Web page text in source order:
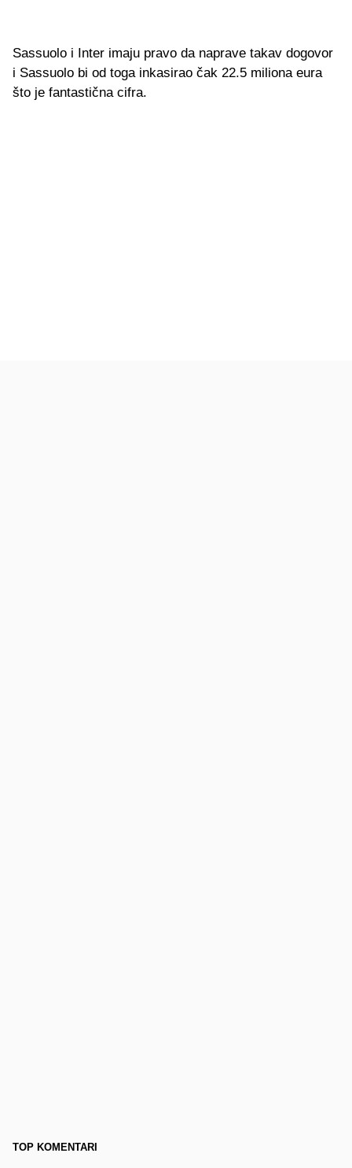
Sassuolo i Inter imaju pravo da naprave takav dogovor
i Sassuolo bi od toga inkasirao čak 22.5 miliona eura
što je fantastična cifra.
TOP KOMENTARI